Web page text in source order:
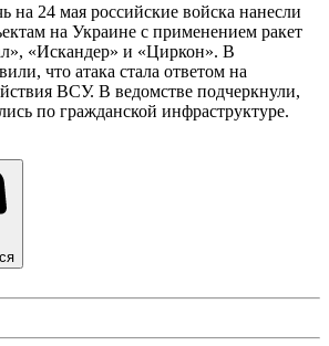
на 24 мая российские войска нанесли
на Украине с применением ракет
«Искандер» и «Циркон». В
что атака стала ответом на
ВСУ. В ведомстве подчеркнули,
по гражданской инфраструктуре.